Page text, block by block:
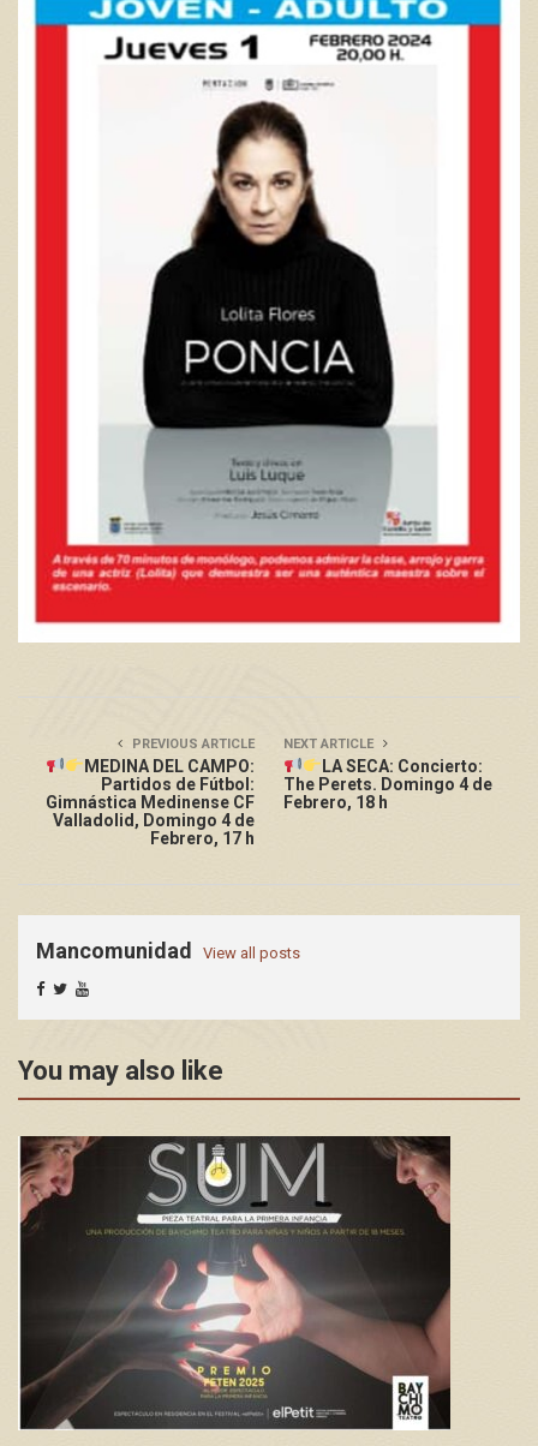
PREVIOUS ARTICLE
MEDINA DEL CAMPO:
Partidos de Fútbol:
Gimnástica Medinense CF
Valladolid, Domingo 4 de
Febrero, 17 h
NEXT ARTICLE
LA SECA: Concierto:
The Perets. Domingo 4 de
Febrero, 18 h
Mancomunidad View all posts
You may also like